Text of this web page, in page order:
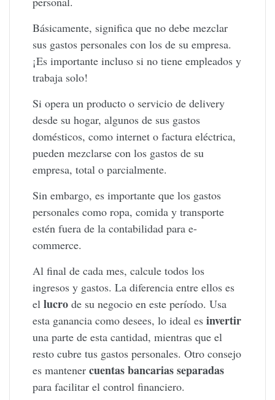
Básicamente, significa que no debe mezclar
sus gastos personales con los de su empresa.
¡Es importante incluso si no tiene empleados y
trabaja solo!
Si opera un producto o servicio de delivery
desde su hogar, algunos de sus gastos
domésticos, como internet o factura eléctrica,
pueden mezclarse con los gastos de su
empresa, total o parcialmente.
Sin embargo, es importante que los gastos
personales como ropa, comida y transporte
estén fuera de la contabilidad para e-
commerce.
Al final de cada mes, calcule todos los
ingresos y gastos. La diferencia entre ellos es
ellucro de su negocio en este período. Usa
esta ganancia como desees, lo ideal esinvertir
una parte de esta cantidad, mientras que el
resto cubre tus gastos personales. Otro consejo
es mantenercuentas bancarias separadas
para facilitar el control financiero.